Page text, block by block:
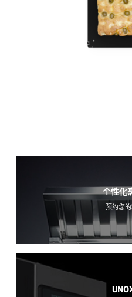
个性化
预约您